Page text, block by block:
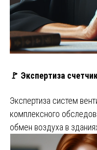
🚩 Экспертиза
Экспертиза систем
комплексного
обмен воздуха в